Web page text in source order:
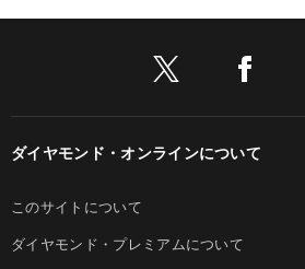
ダイヤモンド・オンラインについて
このサイトについて
ダイヤモンド・プレミアムについて